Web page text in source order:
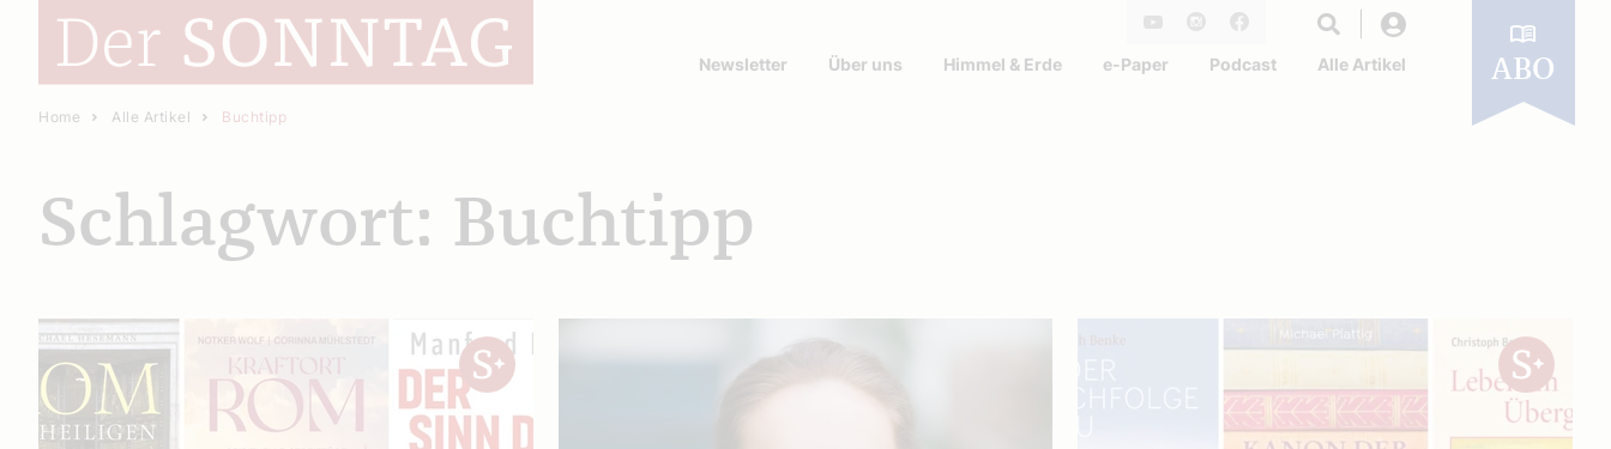
Facebook
Newsletter Über uns Himmel & Erde e-Paper Podcast Alle Artikel ABO
Home Alle Artikel Buchtipp
Schlagwort: Buchtipp